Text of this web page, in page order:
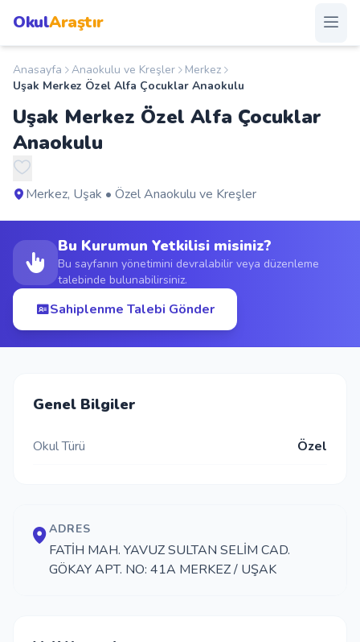
OkulAraştır
Anasayfa
Okullar
Şehirler
Duyurular
S.S.S.
Blog
Okul Ekle
Anasayfa Anaokulu ve Kreşler
Merkez
Uşak Merkez Özel Alfa Çocuklar Anaokulu
Uşak Merkez Özel Alfa Çocuklar
Anaokulu
Merkez, Uşak • Özel Anaokulu ve Kreşler
Bu Kurumun Yetkilisi misiniz?
Bu sayfanın yönetimini devralabilir veya düzenleme
talebinde bulunabilirsiniz.
Sahiplenme Talebi Gönder
Genel Bilgiler
Okul Türü Özel
ADRES
FATİH MAH. YAVUZ SULTAN SELİM CAD.
GÖKAY APT. NO: 41A MERKEZ / UŞAK